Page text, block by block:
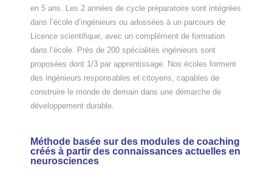
en 5 ans. Les 2 années de cycle préparatoire sont intégrées
dans l’école d’ingénieurs ou adossées à un parcours de
Licence scientifique, avec un complément de formation
dans l’école. Près de 200 spécialités ingénieurs sont
proposées dont 1/3 par apprentissage. Nos écoles forment
des ingénieurs responsables et citoyens, capables de
construire le monde de demain dans une démarche de
développement durable.
Méthode basée sur des modules de coaching
créés à partir des connaissances actuelles en
neurosciences​